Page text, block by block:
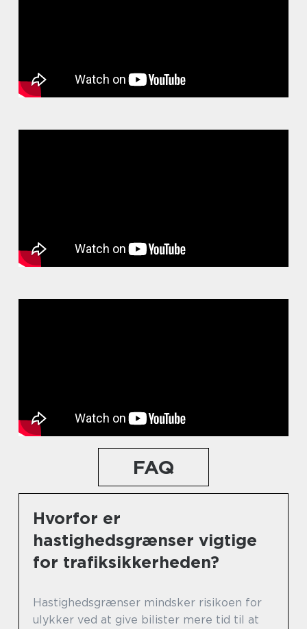
FAQ
Hvorfor er
hastighedsgrænser vigtige
for trafiksikkerheden?
Hastighedsgrænser mindsker risikoen for
ulykker ved at give bilister mere tid til at